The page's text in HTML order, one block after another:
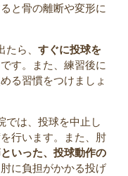
と骨の離断や変形に
たら、 すぐに投球を
す。また、練習後に
る習慣をつけましょ
では、投球を中止し
行います。また、肘
いった、投球動作の
に負担がかかる投げ